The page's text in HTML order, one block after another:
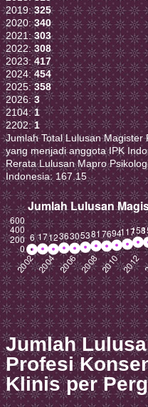
2019: 325
2020: 340
2021: 303
2022: 308
2023: 417
2024: 454
2025: 358
2026: 3
2104: 1
2202: 1
Jumlah Total Lulusan Magister
yang menjadi anggota IPK
Rerata Lulusan Mapro
Indonesia: 167.15
Jumlah
Profesi
Klinis per